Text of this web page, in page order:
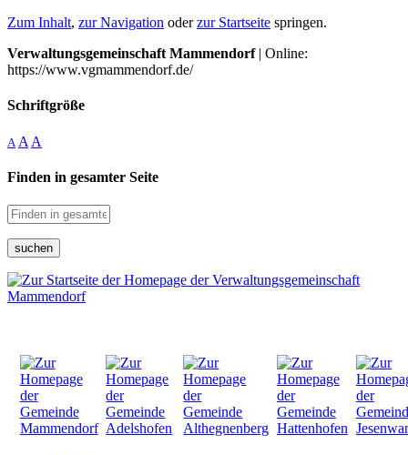
Zum Inhalt, zur Navigation oderzur Startseite springen.
Verwaltungsgemeinschaft Mammendorf| Online:
https://www.vgmammendorf.de/
Schriftgröße
A A A
Finden in gesamter Seite
suchen